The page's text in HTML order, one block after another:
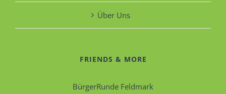
Über Uns
FRIENDS & MORE
BürgerRunde Feldmark